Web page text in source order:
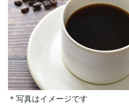
＊写真はイメージです